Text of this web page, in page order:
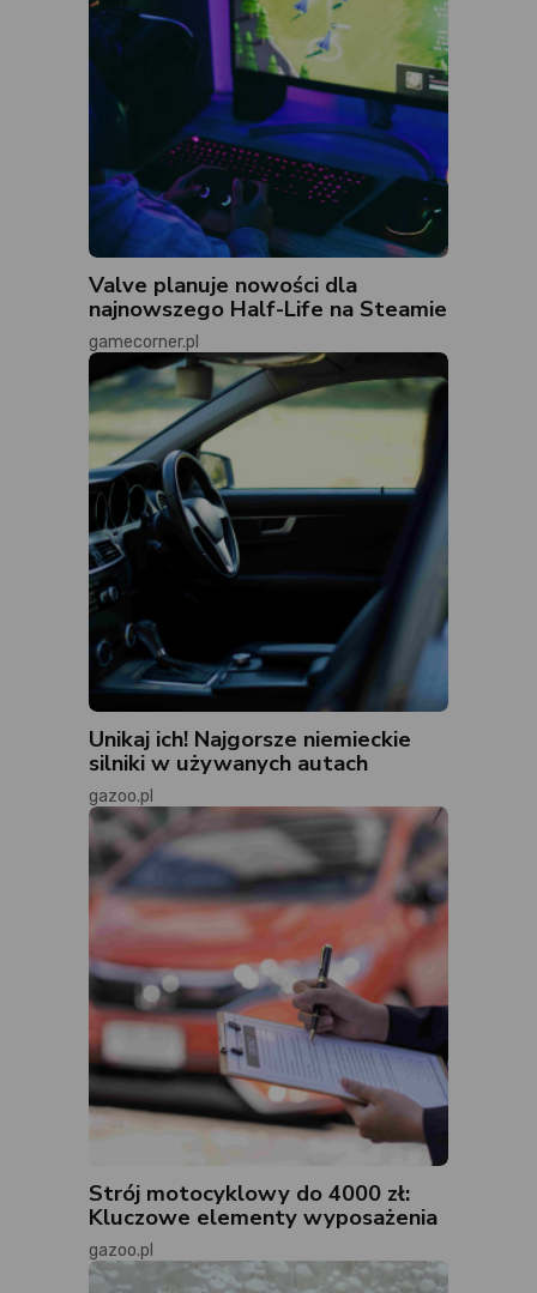
Valve planuje nowości dla
najnowszego Half-Life na Steamie
gamecorner.pl
Unikaj ich! Najgorsze niemieckie
silniki w używanych autach
gazoo.pl
Strój motocyklowy do 4000 zł:
Kluczowe elementy wyposażenia
gazoo.pl